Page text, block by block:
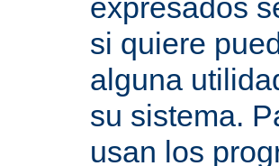
expresados
si quiere
alguna
su sistema.
usan los